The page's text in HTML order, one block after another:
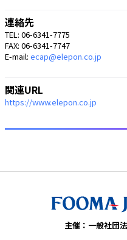
連絡先
TEL: 06-6341-7775
FAX: 06-6341-7747
E-mail: ecap@elepon.co.jp
関連URL
https://www.elepon.co.jp
主催：一般社団